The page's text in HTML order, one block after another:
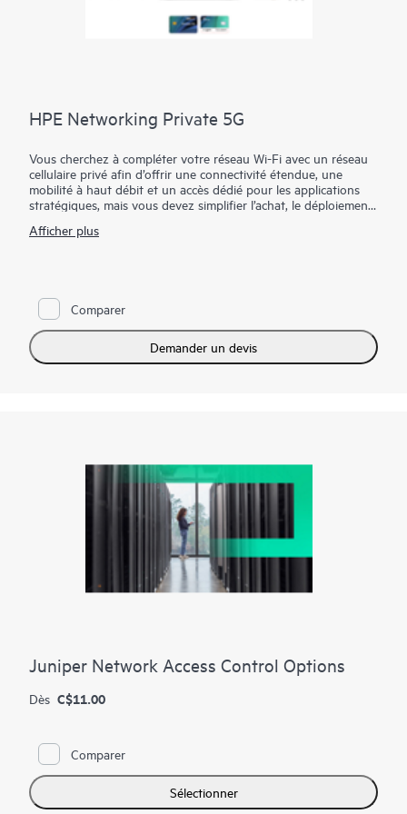
HPE Networking Private 5G
Vous cherchez à compléter votre réseau Wi-Fi avec un réseau
cellulaire privé afin d’offrir une connectivité étendue, une
mobilité à haut débit et un accès dédié pour les applications
stratégiques, mais vous devez simplifier l’achat, le déploiement
base mobile innovante et comprend tous les composants
nécessaires à un réseau cellulaire privé, avec prise en charge
des déploiements sur le cloud et sur site.
HPE Networking Private 5G comprend des outils de gestion
HPE Networking Private 5G Core est disponible sous forme
d’appliance virtuelle, offrant ainsi un contrôle de la
nomenclature des composants sans compromis sur les
performances ou la qualité, ainsi que des points d’intégration.
Afficher plus
Comparer
Demander un devis
Juniper Network Access Control Options
Dès C$11.00
Comparer
Sélectionner